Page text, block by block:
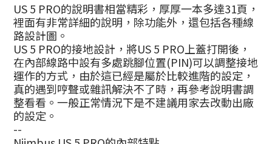
US 5 PRO的說明書相當精彩，厚厚一本多達31頁，
裡面有非常詳細的說明，除功能外，還包括各種線
路設計圖。
US 5 PRO的接地設計，將US 5 PRO上蓋打開後，
在內部線路中設有多處跳腳位置(PIN)可以調整接地
運作的方式，由於這已經是屬於比較進階的設定，
真的遇到哼聲或雜訊解決不了時，再參考說明書調
整看看。一般正常情況下是不建議用家去改動出廠
的設定。
--